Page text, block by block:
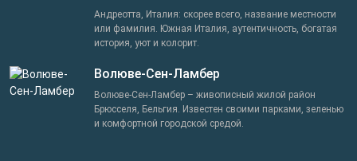
Андреотта, Италия: скорее всего, название местности
или фамилия. Южная Италия, аутентичность, богатая
история, уют и колорит.
Волюве-Сен-Ламбер
Волюве-Сен-Ламбер – живописный жилой район
Брюсселя, Бельгия. Известен своими парками, зеленью
и комфортной городской средой.